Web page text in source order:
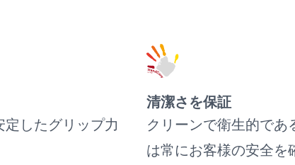
したグリップ力
清潔さを保証
クリーンで衛生的であ
は常にお客様の安全を